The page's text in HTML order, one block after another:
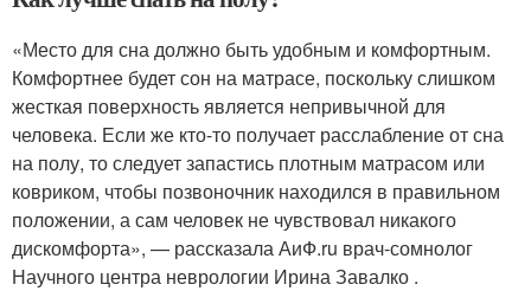
«Место для сна должно быть удобным и комфортным.
Комфортнее будет сон на матрасе, поскольку слишком
жесткая поверхность является непривычной для
человека. Если же кто-то получает расслабление от сна
на полу, то следует запастись плотным матрасом или
ковриком, чтобы позвоночник находился в правильном
положении, а сам человек не чувствовал никакого
дискомфорта», — рассказала АиФ.ru врач-сомнолог
Научного центра неврологии Ирина Завалко .